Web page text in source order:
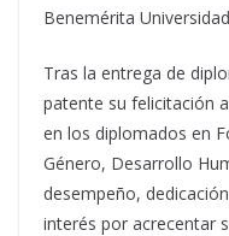
Benemérita
Tras la entrega de
patente su felicitación
en los diplomados en
Género, Desarrollo
desempeño,
interés por acrecentar